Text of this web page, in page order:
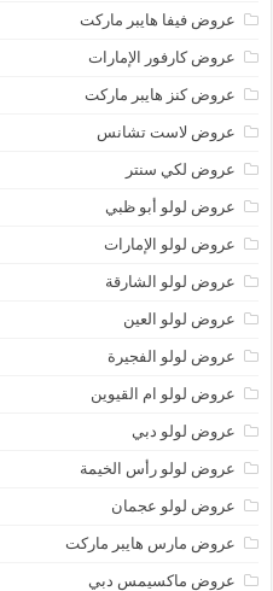
عروض فيفا هايبر ماركت
عروض كارفور الإمارات
عروض كنز هايبر ماركت
عروض لاست تشانس
عروض لكي سنتر
عروض لولو أبو ظبي
عروض لولو الإمارات
عروض لولو الشارقة
عروض لولو العين
عروض لولو الفجيرة
عروض لولو ام القيوين
عروض لولو دبي
عروض لولو رأس الخيمة
عروض لولو عجمان
عروض مارس هايبر ماركت
عروض ماكسيمس دبي